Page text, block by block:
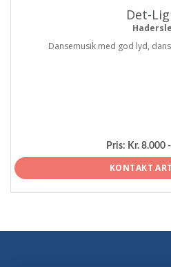
Det-
Dansemusik med god lyd,
Pris: Kr. 8.000
KONTAKT